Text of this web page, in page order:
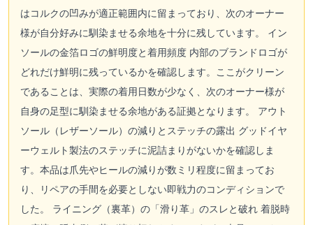
はコルクの凹みが適正範囲内に留まっており、次のオーナー
様が自分好みに馴染ませる余地を十分に残しています。 イン
ソールの金箔ロゴの鮮明度と着用頻度 内部のブランドロゴが
どれだけ鮮明に残っているかを確認します。ここがクリーン
であることは、実際の着用日数が少なく、次のオーナー様が
自身の足型に馴染ませる余地がある証拠となります。 アウト
ソール（レザーソール）の減りとステッチの露出 グッドイヤ
ーウェルト製法のステッチに泥詰まりがないかを確認しま
す。本品は爪先やヒールの減りが数ミリ程度に留まってお
り、リペアの手間を必要としない即戦力のコンディションで
した。 ライニング（裏革）の「滑り革」のスレと破れ 着脱時